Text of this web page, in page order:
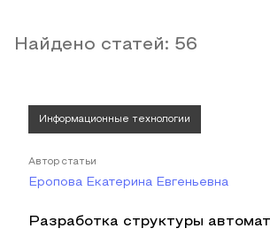
Найдено статей: 56
Информационные технологии
Автор статьи
Еропова Екатерина Евгеньевна
Разработка структуры